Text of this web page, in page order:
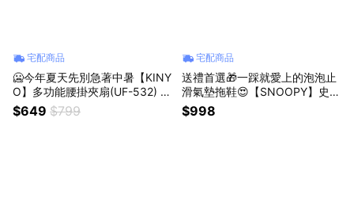
宅配商品
🥶今年夏天先別急著中暑【KINY
O】多功能腰掛夾扇(UF-532) ✨
腰掛夾扇｜強風降溫｜移動中的
冷氣✨ (SHOPPING99)
$649 $799
宅配商品
送禮首選🎁一踩就愛上的泡泡止
滑氣墊拖鞋😍【SNOOPY】史努
比 貼布繡泡泡止滑氣墊拖鞋2入
組（各一雙）👟 一人一雙剛剛好
$998